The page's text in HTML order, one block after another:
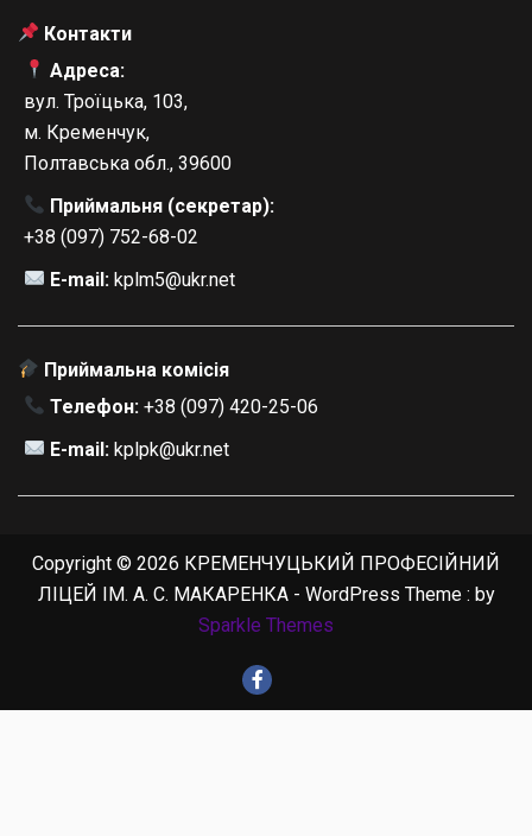
Контакти
Адреса:
вул. Троїцька, 103,
м. Кременчук,
Полтавська обл., 39600
Приймальня (секретар):
+38 (097) 752-68-02
E-mail: kplm5@ukr.net
Приймальна комісія
Телефон: +38 (097) 420-25-06
E-mail: kplpk@ukr.net
Copyright © 2026 КРЕМЕНЧУЦЬКИЙ ПРОФЕСІЙНИЙ
ЛІЦЕЙ ІМ. А. С. МАКАРЕНКА - WordPress Theme : by
Sparkle Themes